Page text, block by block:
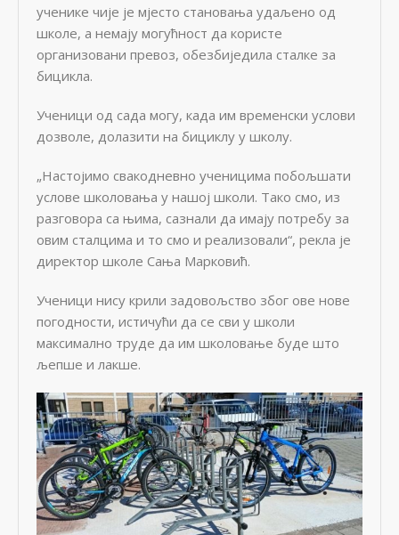
ученике чије је мјесто становања удаљено од
школе, а немају могућност да користе
организовани превоз, обезбиједила сталке за
бицикла.
Ученици од сада могу, када им временски услови
дозволе, долазити на бициклу у школу.
„Настојимо свакодневно ученицима побољшати
услове школовања у нашој школи. Тако смо, из
разговора са њима, сазнали да имају потребу за
овим сталцима и то смо и реализовали“, рекла је
директор школе Сања Марковић.
Ученици нису крили задовољство због ове нове
погодности, истичући да се сви у школи
максимално труде да им школовање буде што
љепше и лакше.